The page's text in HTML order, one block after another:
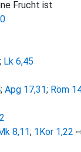
Frucht ist
; Lk 6,45
; Apg 17,31; Röm
8,11; 1Kor 1,22